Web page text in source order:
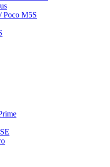
Poco M5S